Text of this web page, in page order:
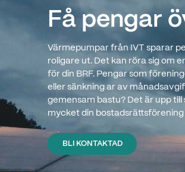
Få pengar
Värmepumpar från IVT sparar
roligare ut. Det kan röra sig om
för din BRF. Pengar som
eller sänkning ar av
gemensam bastu? Det är upp
mycket din bostadsrättsförening
BLI KONTAKTAD